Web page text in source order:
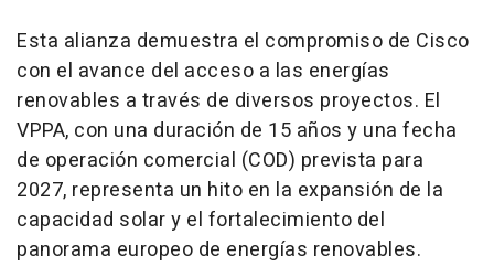
Esta alianza demuestra el compromiso de Cisco
con el avance del acceso a las energías
renovables a través de diversos proyectos. El
VPPA, con una duración de 15 años y una fecha
de operación comercial (COD) prevista para
2027, representa un hito en la expansión de la
capacidad solar y el fortalecimiento del
panorama europeo de energías renovables.